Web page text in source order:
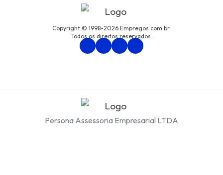
Copyright © 1998-2026 Empregos.com.br.
Todos os direitos reservados.
Persona Assessoria Empresarial LTDA